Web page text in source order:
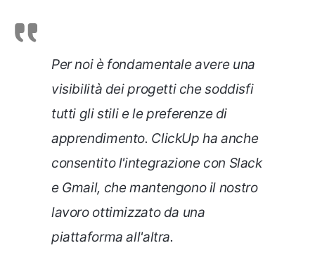
Per noi è fondamentale avere una
visibilità dei progetti che soddisfi
tutti gli stili e le preferenze di
apprendimento. ClickUp ha anche
consentito l'integrazione con Slack
e Gmail, che mantengono il nostro
lavoro ottimizzato da una
piattaforma all'altra.